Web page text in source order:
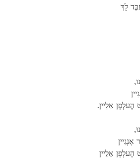
לָךְ
הֶעלְפְן אַלֵיין
אָנְגֵיין
הֶעלְפְן אַלֵיין